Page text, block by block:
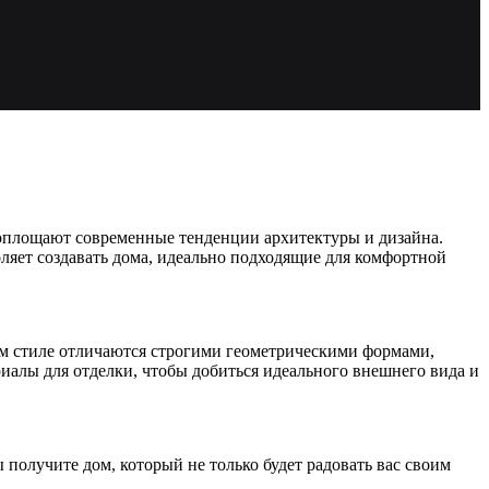
современные тенденции архитектуры и дизайна.
создавать дома, идеально подходящие для комфортной
отличаются строгими геометрическими формами,
для отделки, чтобы добиться идеального внешнего вида и
дом, который не только будет радовать вас своим